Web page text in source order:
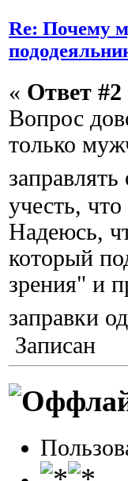
Re: Почему
« Ответ #2
Вопрос
только
учесть,
Надеюсь,
который
зрения" и
заправки
Записан